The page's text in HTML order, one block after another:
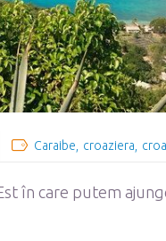
Caraibe croaziera
în care putem